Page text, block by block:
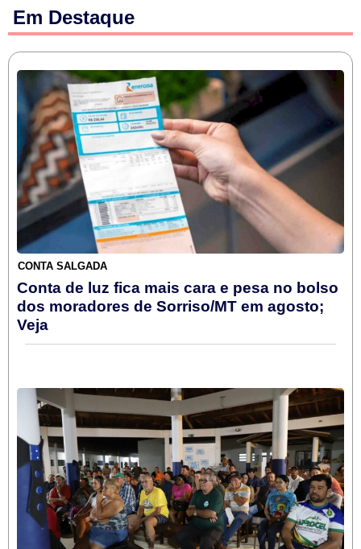
Em Destaque
CONTA SALGADA
Conta de luz fica mais cara e pesa no bolso
dos moradores de Sorriso/MT em agosto;
Veja